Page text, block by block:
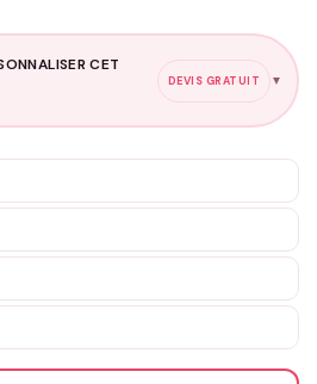
CET
DEVIS GRATUIT ▼
mesure
de 3 à 10€ selon la demande